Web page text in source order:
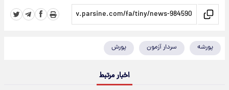
پورشه سردار آزمون پورش
اخبار مرتبط